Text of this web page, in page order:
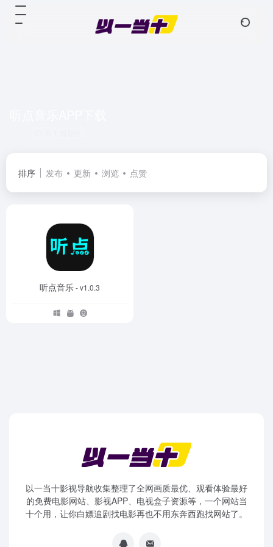
排序 发布 更新 浏览 点赞
听点音乐- v1.0.3
以一当十影视导航收集整理了全网画质最优、观看体验最好
的免费电影网站、影视APP、电视盒子资源等，一个网站当
十个用，让你白嫖追剧找电影再也不用东奔西跑找网站了。